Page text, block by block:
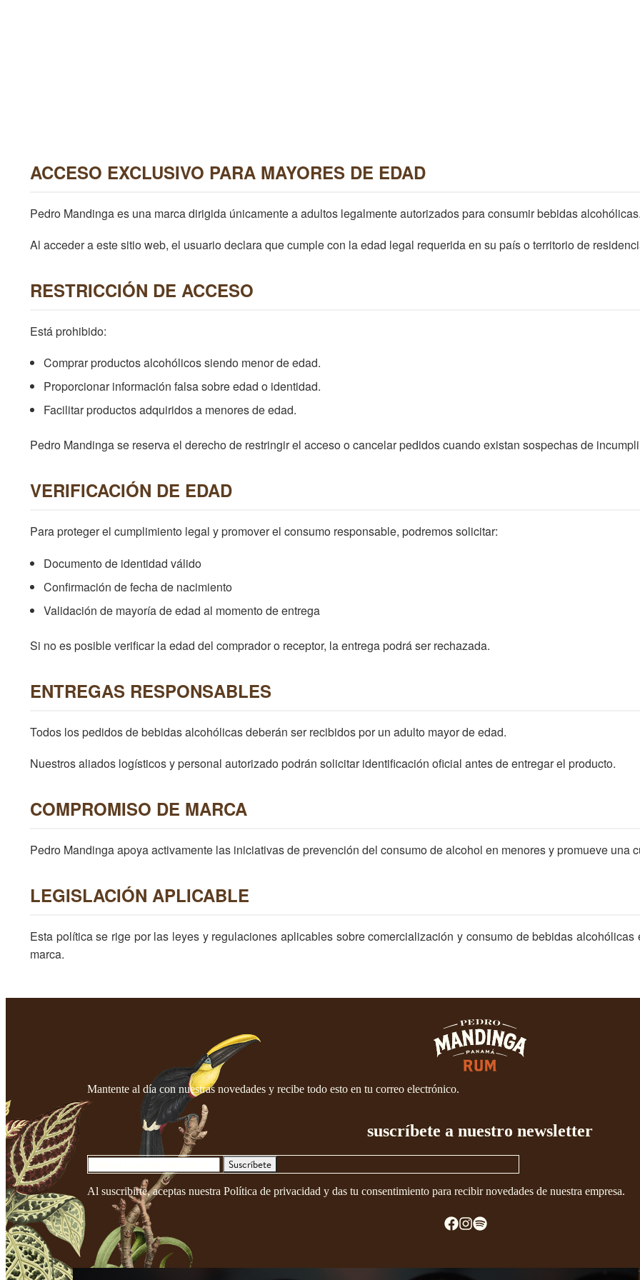
ACCESO EXCLUSIVO PARA MAYORES DE EDAD
Pedro Mandinga es una marca dirigida únicamente a adultos legalmente autorizados para consumir bebidas
Al acceder a este sitio web, el usuario declara que cumple con la edad legal requerida en su país o territorio de
RESTRICCIÓN DE ACCESO
Está prohibido:
Comprar productos alcohólicos siendo menor de edad.
Proporcionar información falsa sobre edad o identidad.
Facilitar productos adquiridos a menores de edad.
Pedro Mandinga se reserva el derecho de restringir el acceso o cancelar pedidos cuando existan sospechas de
VERIFICACIÓN DE EDAD
Para proteger el cumplimiento legal y promover el consumo responsable, podremos solicitar:
Documento de identidad válido
Confirmación de fecha de nacimiento
Validación de mayoría de edad al momento de entrega
Si no es posible verificar la edad del comprador o receptor, la entrega podrá ser rechazada.
ENTREGAS RESPONSABLES
Todos los pedidos de bebidas alcohólicas deberán ser recibidos por un adulto mayor de edad.
Nuestros aliados logísticos y personal autorizado podrán solicitar identificación oficial antes de entregar el producto.
COMPROMISO DE MARCA
Pedro Mandinga apoya activamente las iniciativas de prevención del consumo de alcohol en menores y promueve una
LEGISLACIÓN APLICABLE
Esta política se rige por las leyes y regulaciones aplicables sobre comercialización y consumo de bebidas
marca.
Mantente al día con nuestras novedades y recibe todo esto en tu correo electrónico.
suscríbete a nuestro newsletter
Suscríbete
Al suscribirte, aceptas nuestra Política de privacidad y das tu consentimiento para recibir novedades de nuestra empresa.
2026 © Todos los derechos reservados. Pedro Mandinga Rum Bar developed